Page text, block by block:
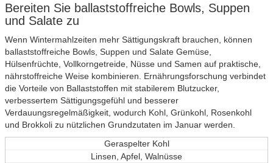
Bereiten Sie ballaststoffreiche Bowls, Suppen
und Salate zu
Wenn Wintermahlzeiten mehr Sättigungskraft brauchen, können
ballaststoffreiche Bowls, Suppen und Salate Gemüse,
Hülsenfrüchte, Vollkorngetreide, Nüsse und Samen auf praktische,
nährstoffreiche Weise kombinieren. Ernährungsforschung verbindet
die Vorteile von Ballaststoffen mit stabilerem Blutzucker,
verbessertem Sättigungsgefühl und besserer
Verdauungsregelmäßigkeit, wodurch Kohl, Grünkohl, Rosenkohl
und Brokkoli zu nützlichen Grundzutaten im Januar werden.
Geraspelter Kohl
Linsen, Apfel, Walnüsse